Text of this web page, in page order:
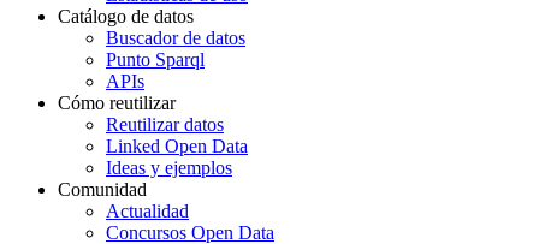
Catálogo de datos
Buscador de datos
Punto Sparql
APIs
Cómo reutilizar
Reutilizar datos
Linked Open Data
Ideas y ejemplos
Comunidad
Actualidad
Concursos Open Data